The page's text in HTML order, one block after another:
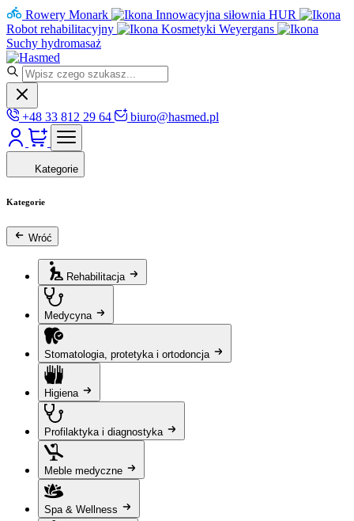
Rowery Monark
Innowacyjna siłownia HUR
Robot rehabilitacyjny
Kosmetyki Weyergans
Suchy hydromasaż
+48 33 812 29 64 biuro@hasmed.pl
Kategorie
Kategorie
Wróć
Rehabilitacja
Medycyna
Stomatologia, protetyka i ortodoncja
Higiena
Profilaktyka i diagnostyka
Meble medyczne
Spa & Wellness